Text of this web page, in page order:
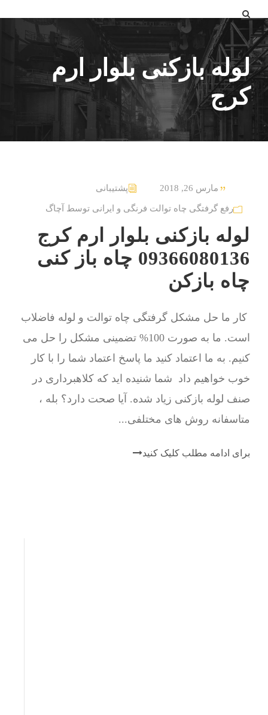
لوله بازکنی بلوار ارم
کرج
مارس 26, 2018 پشتیبانی
رفع گرفتگی چاه توالت فرنگی و ایرانی توسط آچاگ
لوله بازکنی بلوار ارم کرج
09366080136 چاه باز کنی
چاه بازکن
کار ما حل مشکل گرفتگی چاه توالت و لوله فاضلاب
است. ما به صورت 100% تضمینی مشکل را حل می
کنیم. به ما اعتماد کنید ما پاسخ اعتماد شما را با کار
خوب خواهیم داد شما شنیده اید که کلاهبرداری در
صنف لوله بازکنی زیاد شده. آیا صحت دارد؟ بله ،
متاسفانه روش های مختلفی...
برای ادامه مطلب کلیک کنید